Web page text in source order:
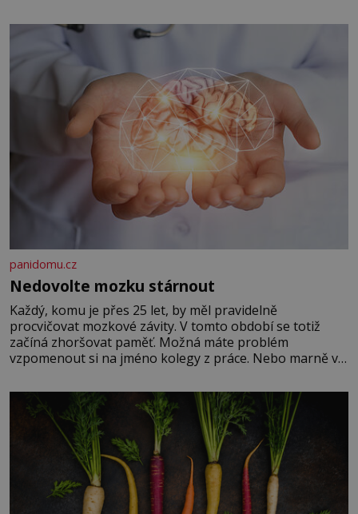
panidomu.cz
Nedovolte mozku stárnout
Každý, komu je přes 25 let, by měl pravidelně
procvičovat mozkové závity. V tomto období se totiž
začíná zhoršovat paměť. Možná máte problém
vzpomenout si na jméno kolegy z práce. Nebo marně v
Je to opravdu tak, s věkem jako kdyby se paměť
rozhodla stávkovat. Cvičte